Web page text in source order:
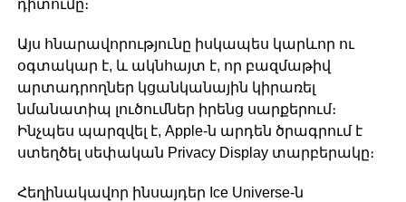
դիտումը։
Այս հնարավորությունը իսկապես կարևոր ու
օգտակար է, և ակնհայտ է, որ բազմաթիվ
արտադրողներ կցանկանային կիրառել
նմանատիպ լուծումներ իրենց սարքերում։
Ինչպես պարզվել է, Apple-ն արդեն ծրագրում է
ստեղծել սեփական Privacy Display տարբերակը։
Հեղինակավոր ինսայդեր Ice Universe-ն